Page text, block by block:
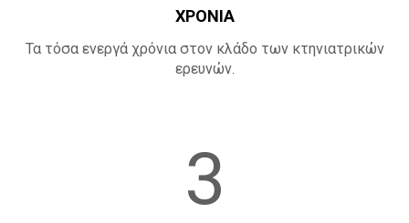
ΧΡΟΝΙΑ
Τα τόσα ενεργά χρόνια στον κλάδο των κτηνιατρικών
ερευνών.
3